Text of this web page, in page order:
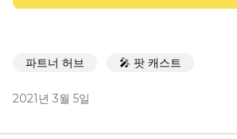
파트너 허브 🎤 팟 캐스트
2021년 3월 5일